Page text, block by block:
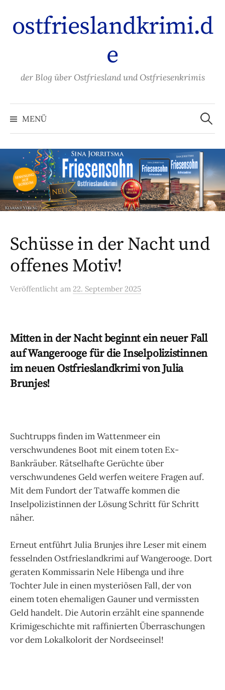
Inhalt
überspringen
ostfrieslandkrimi.d
e
der Blog über Ostfriesland und Ostfriesenkrimis
MENÜ
Suchen
nach:
Schüsse in der Nacht und
offenes Motiv!
Veröffentlicht am 22. September 2025
Mitten in der Nacht beginnt ein neuer Fall
auf Wangerooge für die Inselpolizistinnen
im neuen Ostfrieslandkrimi von Julia
Brunjes!
Suchtrupps finden im Wattenmeer ein
verschwundenes Boot mit einem toten Ex-
Bankräuber. Rätselhafte Gerüchte über
verschwundenes Geld werfen weitere Fragen auf.
Mit dem Fundort der Tatwaffe kommen die
Inselpolizistinnen der Lösung Schritt für Schritt
näher.
Erneut entführt Julia Brunjes ihre Leser mit einem
fesselnden Ostfrieslandkrimi auf Wangerooge. Dort
geraten Kommissarin Nele Hibenga und ihre
Tochter Jule in einen mysteriösen Fall, der von
einem toten ehemaligen Gauner und vermissten
Geld handelt. Die Autorin erzählt eine spannende
Krimigeschichte mit raffinierten Überraschungen
vor dem Lokalkolorit der Nordseeinsel!